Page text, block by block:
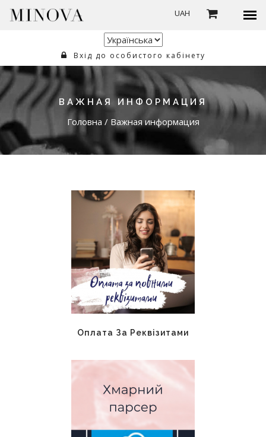
UAH
Вхід до особистого кабінету
ВАЖНАЯ ИНФОРМАЦИЯ
Головна / Важная информация
Оплата За Реквізитами